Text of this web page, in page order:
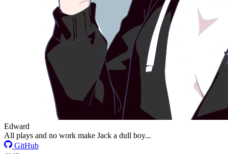
Edward
All plays and no work make Jack a dull boy...
GitHub